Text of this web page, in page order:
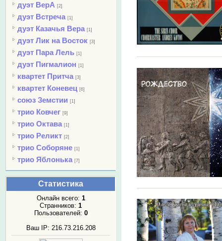
дуэт ВерА [2]
дуэт Встреча [1]
дуэт Казачья Вера [1]
дуэт Лик на Восток [3]
дуэт Пара Лель [1]
дуэт Пигмалион [1]
квартет Притча [3]
квартет Коневец [6]
союз Земстии [1]
трио Ковчег [9]
трио Октава [1]
трио Реликт [2]
трио Соборяне [1]
трио Яблонька [7]
Статистика
Онлайн всего: 1
Странников: 1
Пользователей: 0
Ваш IP: 216.73.216.208